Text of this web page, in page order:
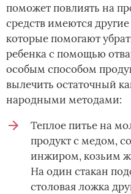
поможет повлиять на
средств имеются
которые помогают
ребенка с помощью
особым способом
вылечить остаточный
народными методами:
Теплое питье на
продукт с медом,
инжиром, козьим
На один стакан
столовая ложка